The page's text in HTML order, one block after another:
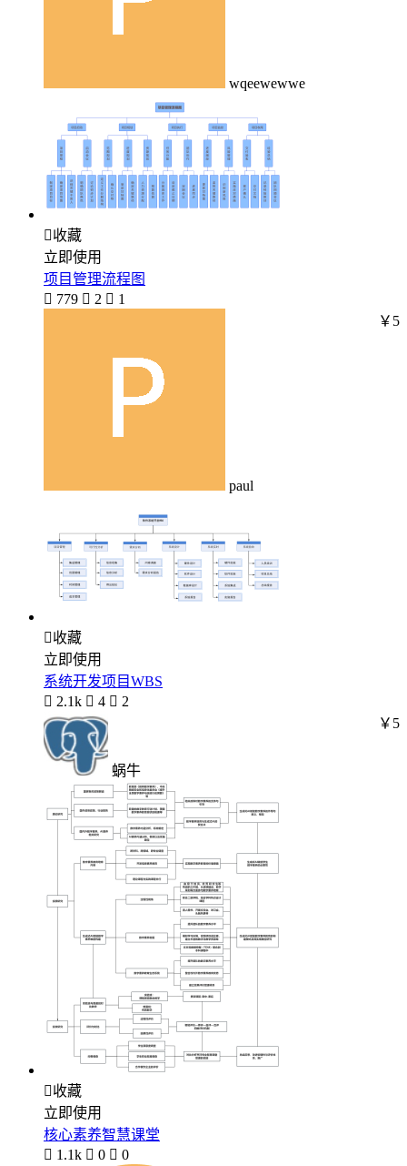
wqeewewwe
收藏
立即使用
项目管理流程图
 779  2  1
paul
￥5
收藏
立即使用
系统开发项目WBS
 2.1k  4  2
蜗牛
￥5
收藏
立即使用
核心素养智慧课堂
 1.1k  0  0